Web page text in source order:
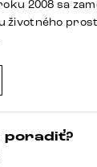
2008 sa
životného
poradiť?